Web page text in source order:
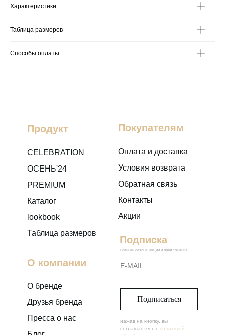
Характеристики
Таблица размеров
Способы оплаты
Продукт
CELEBRATION
ОСЕНЬ'24
PREMIUM
Каталог
lookbook
Таблица размеров
Покупателям
Оплата и доставка
Условия возврата
Обратная связь
Контакты
Акции
О бренде
Друзья бренда
Пресса о нас
О компании
Подписаться
Подписка
нажав на кнопку, вы
соглашаетесь с политикой
новинки сезона, акции и предложения